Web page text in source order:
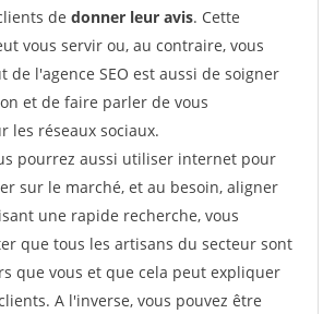
de donner leur avis. Cette
vous servir ou, au contraire, vous
de l'agence SEO est aussi de soigner
et de faire parler de vous
les réseaux sociaux.
pourrez aussi utiliser internet pour
sur le marché, et au besoin, aligner
une rapide recherche, vous
que tous les artisans du secteur sont
que vous et que cela peut expliquer
A l'inverse, vous pouvez être